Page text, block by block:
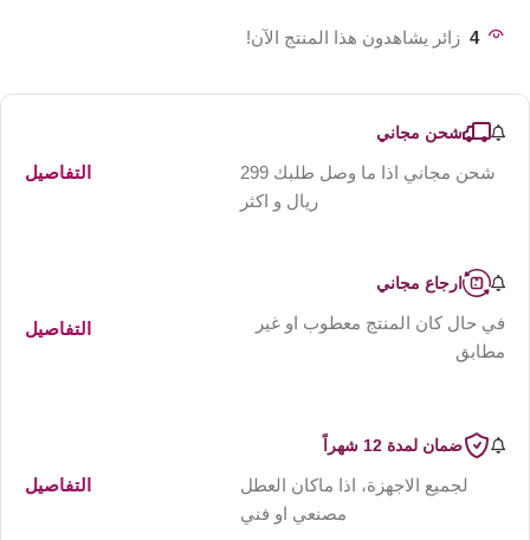
4 زائر يشاهدون هذا المنتج الآن!
شحن مجاني
شحن مجاني اذا ما وصل طلبك 299
ريال و اكثر
التفاصيل
ارجاع مجاني
في حال كان المنتج معطوب او غير
مطابق
التفاصيل
ضمان لمدة 12 شهراً
لجميع الاجهزة، اذا ماكان العطل
مصنعي او فني
التفاصيل